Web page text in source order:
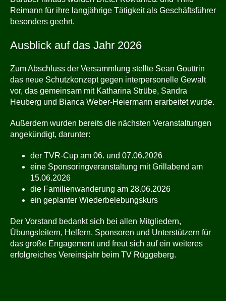
Reimann für ihre langjährige Tätigkeit als Geschäftsführer
besonders geehrt.
Ausblick auf das Jahr 2026
Zum Abschluss der Versammlung stellte Sean Gouttrin
das neue Schutzkonzept gegen interpersonelle Gewalt
vor, das gemeinsam mit Katharina Strübe, Sandra
Heuberg und Bianca Weber-Heiermann erarbeitet wurde.
Außerdem wurden bereits die nächsten Veranstaltungen
angekündigt, darunter:
der TVR-Cup am 06. und 07.06.2026
eine Sponsoringveranstaltung mit Grillabend am
15.06.2026
die Familienwanderung am 28.06.2026
ein geplanter Wiederbelebungskurs
Der Vorstand bedankt sich bei allen Mitgliedern,
Übungsleitern, Helfern, Sponsoren und Unterstützern für
das große Engagement und freut sich auf ein weiteres
erfolgreiches Vereinsjahr beim TV Rüggeberg.